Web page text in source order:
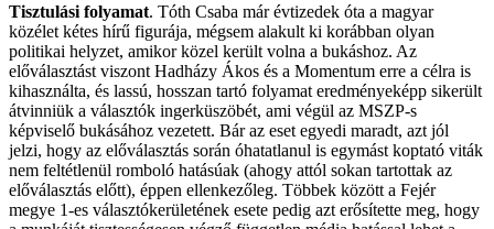
Tisztulási folyamat. Tóth Csaba már évtizedek óta a magyar
közélet kétes hírű figurája, mégsem alakult ki korábban olyan
politikai helyzet, amikor közel került volna a bukáshoz. Az
előválasztást viszont Hadházy Ákos és a Momentum erre a célra is
kihasználta, és lassú, hosszan tartó folyamat eredményeképp sikerült
átvinniük a választók ingerküszöbét, ami végül az MSZP-s
képviselő bukásához vezetett. Bár az eset egyedi maradt, azt jól
jelzi, hogy az előválasztás során óhatatlanul is egymást koptató viták
nem feltétlenül romboló hatásúak (ahogy attól sokan tartottak az
előválasztás előtt), éppen ellenkezőleg. Többek között a Fejér
megye 1-es választókerületének esete pedig azt erősítette meg, hogy